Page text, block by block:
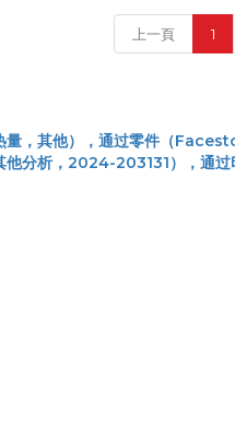
上一頁
1
量，其他），通过零件（
他分析，2024-203131），通